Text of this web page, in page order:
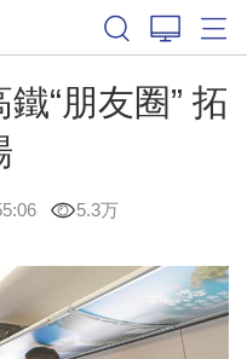
“朋友圈” 拓
5.3万